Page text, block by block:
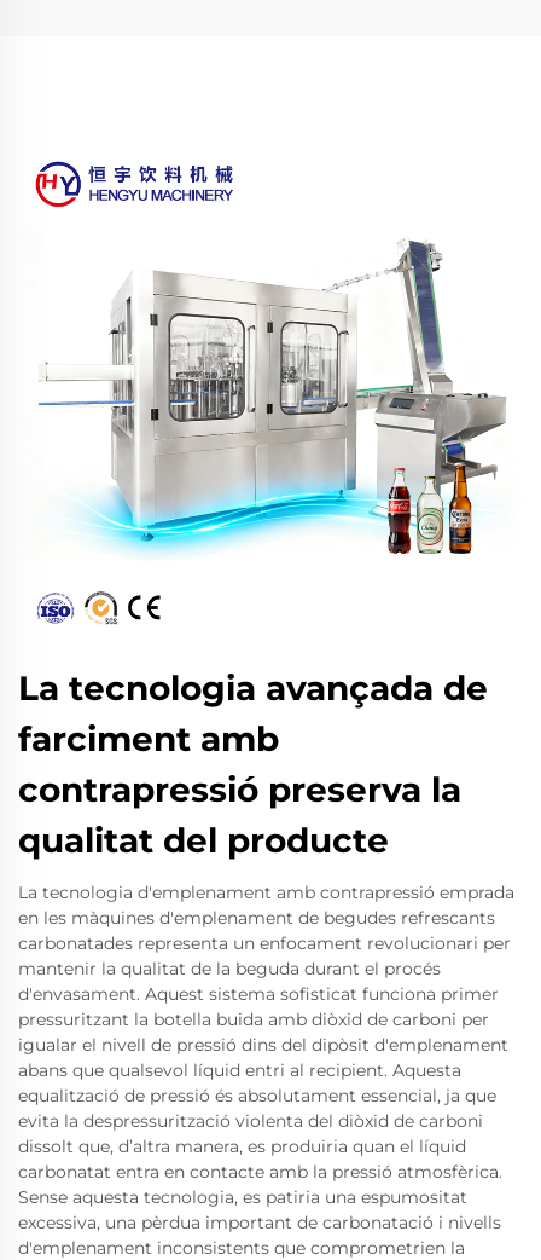
La tecnologia avançada de
farciment amb
contrapressió preserva la
qualitat del producte
La tecnologia d'emplenament amb contrapressió emprada
en les màquines d'emplenament de begudes refrescants
carbonatades representa un enfocament revolucionari per
mantenir la qualitat de la beguda durant el procés
d'envasament. Aquest sistema sofisticat funciona primer
pressuritzant la botella buida amb diòxid de carboni per
igualar el nivell de pressió dins del dipòsit d'emplenament
abans que qualsevol líquid entri al recipient. Aquesta
equalització de pressió és absolutament essencial, ja que
evita la despressurització violenta del diòxid de carboni
dissolt que, d’altra manera, es produiria quan el líquid
carbonatat entra en contacte amb la pressió atmosfèrica.
Sense aquesta tecnologia, es patiria una espumositat
excessiva, una pèrdua important de carbonatació i nivells
d'emplenament inconsistents que comprometrien la